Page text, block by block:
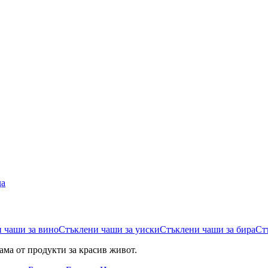
чаши за виноСтъклени чаши за уискиСтъклени чаши за бира
от продукти за красив живот.